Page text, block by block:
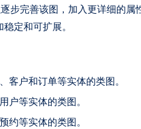
步完善该图，加入更详细的
定和可扩展。
客户和订单等实体的类图。
户等实体的类图。
约等实体的类图。